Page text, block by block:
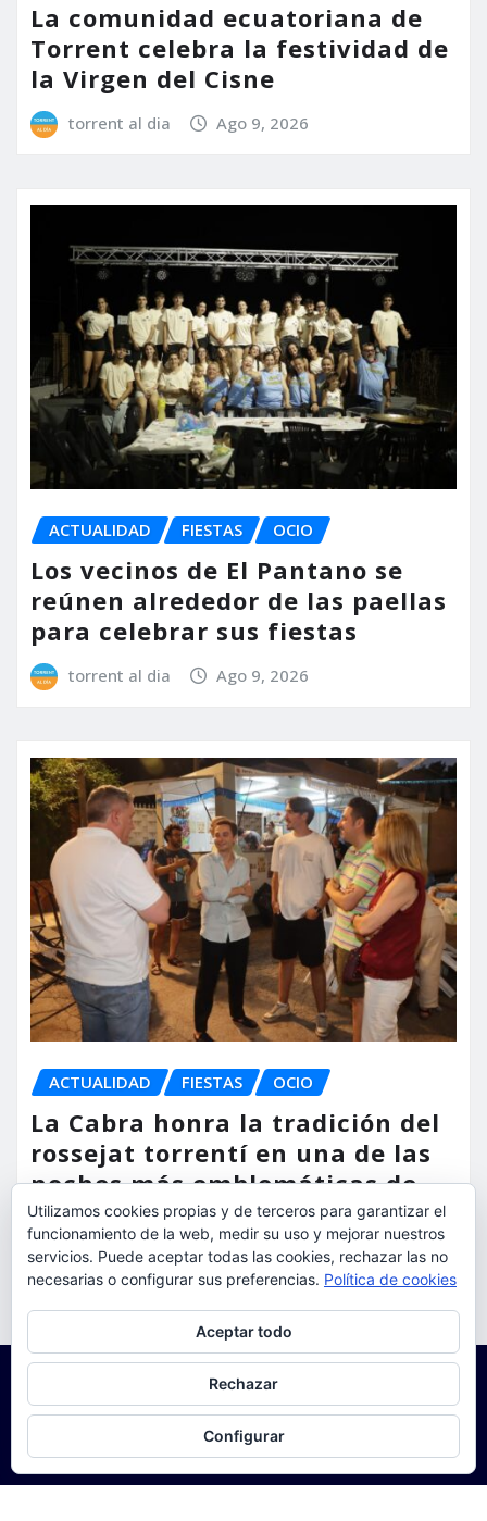
La comunidad ecuatoriana de
Torrent celebra la festividad de
la Virgen del Cisne
torrent al dia Ago 9, 2026
ACTUALIDAD FIESTAS OCIO
Los vecinos de El Pantano se
reúnen alrededor de las paellas
para celebrar sus fiestas
torrent al dia Ago 9, 2026
ACTUALIDAD FIESTAS OCIO
La Cabra honra la tradición del
rossejat torrentí en una de las
noches más emblemáticas de
sus fiestas
torrent al dia Ago 7, 2026
Utilizamos cookies propias y de terceros para garantizar el
funcionamiento de la web, medir su uso y mejorar nuestros
servicios. Puede aceptar todas las cookies, rechazar las no
necesarias o configurar sus preferencias. Política de cookies
Aceptar todo
Rechazar
Configurar
Para obtener más información, incluido cómo gestionar las cookies,